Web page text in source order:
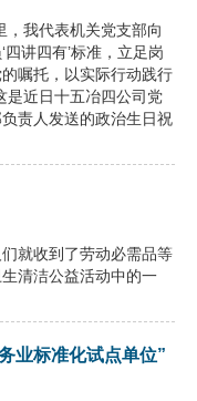
，我代表机关党支部向
讲四有’标准，立足岗
嘱托，以实际行动践行
是近日十五冶四公司党
责人发送的政治生日祝
就收到了劳动必需品等
清洁公益活动中的一
业标准化试点单位”